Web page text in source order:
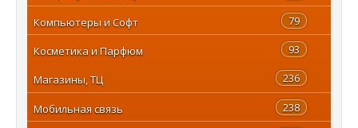
79
Компьютеры и Софт
93
Косметика и Парфюм
236
Магазины, ТЦ
238
Мобильная связь